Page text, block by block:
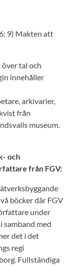
9) Makten att
tal och
innehåller
arkivarier,
från
museum.
och
från FGV:
böcker där FGV
under
samband med
det i det
regi
Fullständiga